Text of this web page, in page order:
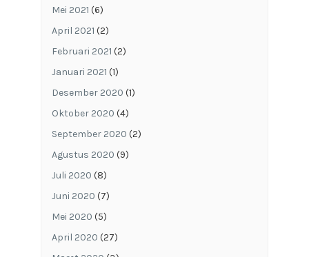
Mei 2021 (6)
April 2021 (2)
Februari 2021 (2)
Januari 2021 (1)
Desember 2020 (1)
Oktober 2020 (4)
September 2020 (2)
Agustus 2020 (9)
Juli 2020 (8)
Juni 2020 (7)
Mei 2020 (5)
April 2020 (27)